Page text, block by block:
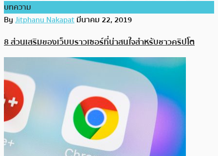
บทความ
ByJitphanu Nakapatมีนาคม 22, 2019
8 ส่วนเสริมของเว็บบราวเซอร์ที่น่าสนใจสำหรับชาวคริปโต